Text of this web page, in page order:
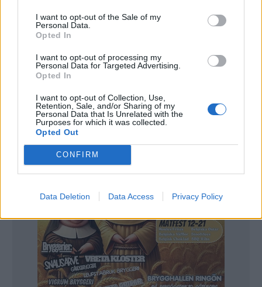
I want to opt-out of the Sale of my
Personal Data.
Opted In
I want to opt-out of processing my
Personal Data for Targeted Advertising.
Opted In
I want to opt-out of Collection, Use,
Retention, Sale, and/or Sharing of my
Personal Data that Is Unrelated with the
Purposes for which it was collected.
Opted Out
CONFIRM
Data Deletion Data Access Privacy Policy
Fredrik Gustavsson är tillbaka på bryggeriet och det verkar
har han inte bytt ut än.Foto:Fredrik Gustavsson